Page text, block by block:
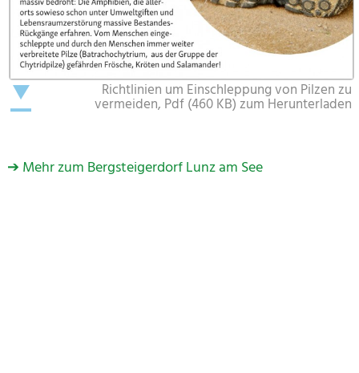
Richtlinien um Einschleppung von Pilzen zu
vermeiden, Pdf (460 KB) zum Herunterladen
➔ Mehr zum Bergsteigerdorf Lunz am See